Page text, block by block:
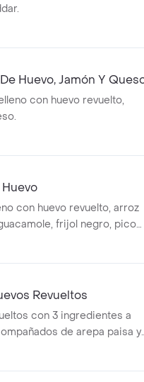
Huevo, Jamón Y
con huevo revuelto,
con huevo revuelto, arroz
frijol negro, pico
y salsa verde.
Revueltos
con 3 ingredientes a
de arepa paisa y